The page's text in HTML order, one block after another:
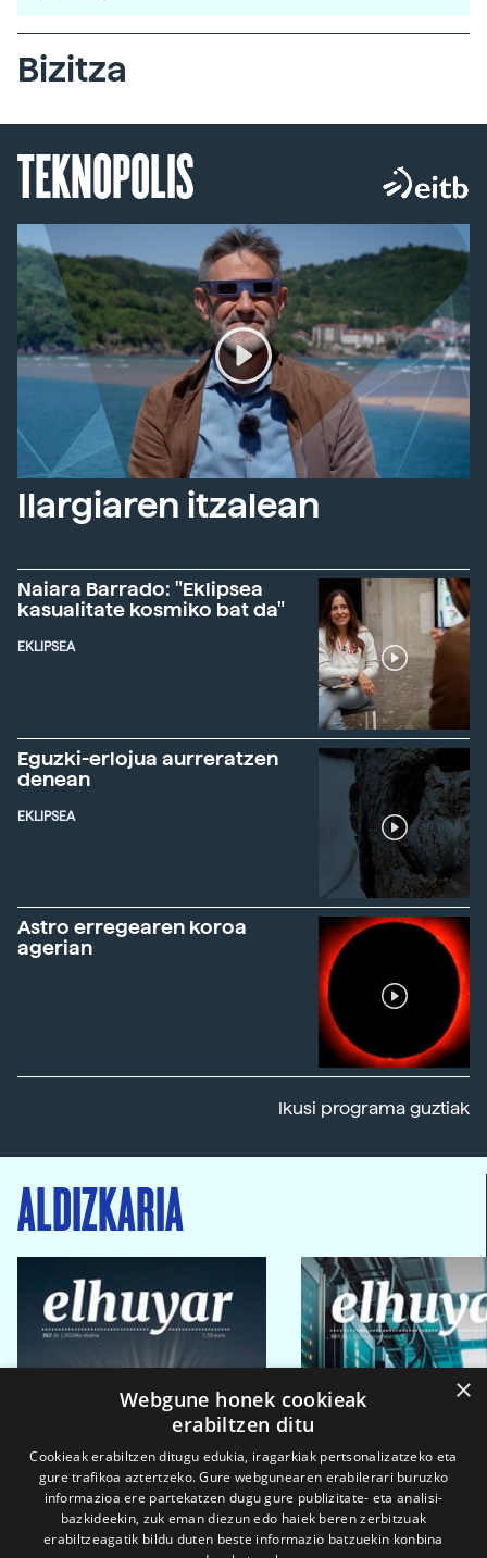
Bizitza
TEKNOPOLIS
Ilargiaren itzalean
Naiara Barrado: "Eklipsea
kasualitate kosmiko bat da"
EKLIPSEA
Eguzki-erlojua aurreratzen
denean
EKLIPSEA
Astro erregearen koroa
agerian
Ikusi programa guztiak
ALDIZKARIA
×
Webgune honek cookieak
erabiltzen ditu
Cookieak erabiltzen ditugu edukia, iragarkiak pertsonalizatzeko eta
gure trafikoa aztertzeko. Gure webgunearen erabilerari buruzko
informazioa ere partekatzen dugu gure publizitate- eta analisi-
bazkideekin, zuk eman diezun edo haiek beren zerbitzuak
erabiltzeagatik bildu duten beste informazio batzuekin konbina